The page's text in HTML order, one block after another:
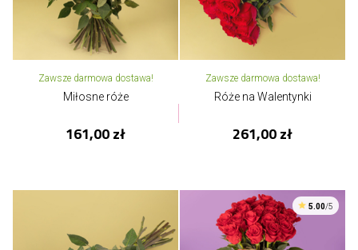
Zawsze darmowa dostawa!
Miłosne róże
161,00 zł
Zawsze darmowa dostawa!
Róże na Walentynki
261,00 zł
5.00/5